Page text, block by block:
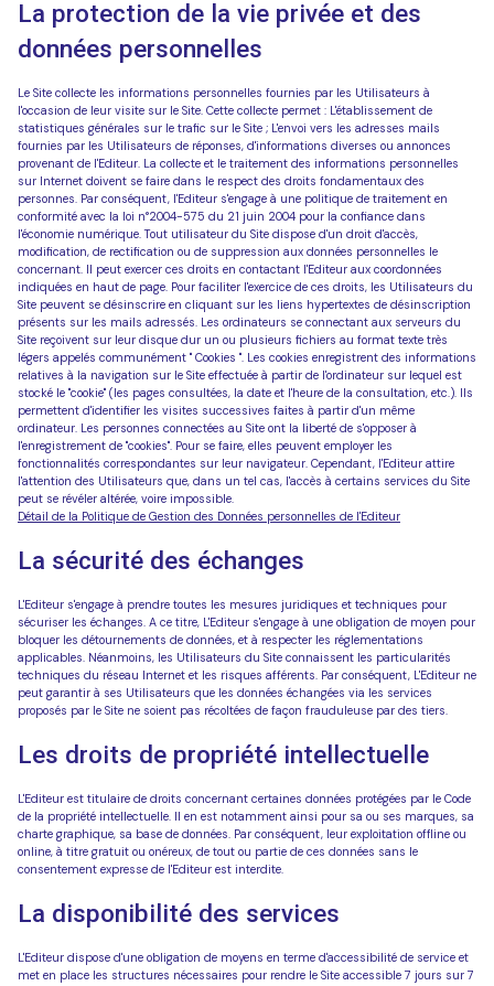
La protection de la vie privée et des
données personnelles
Le Site collecte les informations personnelles fournies par les Utilisateurs à
l'occasion de leur visite sur le Site. Cette collecte permet : L'établissement de
statistiques générales sur le trafic sur le Site ; L'envoi vers les adresses mails
fournies par les Utilisateurs de réponses, d'informations diverses ou annonces
provenant de l'Editeur. La collecte et le traitement des informations personnelles
sur Internet doivent se faire dans le respect des droits fondamentaux des
personnes. Par conséquent, l'Editeur s'engage à une politique de traitement en
conformité avec la loi n°2004-575 du 21 juin 2004 pour la confiance dans
l'économie numérique. Tout utilisateur du Site dispose d'un droit d'accès,
modification, de rectification ou de suppression aux données personnelles le
concernant. Il peut exercer ces droits en contactant l'Editeur aux coordonnées
indiquées en haut de page. Pour faciliter l'exercice de ces droits, les Utilisateurs du
Site peuvent se désinscrire en cliquant sur les liens hypertextes de désinscription
présents sur les mails adressés. Les ordinateurs se connectant aux serveurs du
Site reçoivent sur leur disque dur un ou plusieurs fichiers au format texte très
légers appelés communément " Cookies ". Les cookies enregistrent des informations
relatives à la navigation sur le Site effectuée à partir de l'ordinateur sur lequel est
stocké le "cookie" (les pages consultées, la date et l'heure de la consultation, etc.). Ils
permettent d'identifier les visites successives faites à partir d'un même
ordinateur. Les personnes connectées au Site ont la liberté de s'opposer à
l'enregistrement de "cookies". Pour se faire, elles peuvent employer les
fonctionnalités correspondantes sur leur navigateur. Cependant, l'Editeur attire
l'attention des Utilisateurs que, dans un tel cas, l'accès à certains services du Site
peut se révéler altérée, voire impossible.
Détail de la Politique de Gestion des Données personnelles de l'Editeur
La sécurité des échanges
L'Editeur s'engage à prendre toutes les mesures juridiques et techniques pour
sécuriser les échanges. A ce titre, L'Editeur s'engage à une obligation de moyen pour
bloquer les détournements de données, et à respecter les réglementations
applicables. Néanmoins, les Utilisateurs du Site connaissent les particularités
techniques du réseau Internet et les risques afférents. Par conséquent, L'Editeur ne
peut garantir à ses Utilisateurs que les données échangées via les services
proposés par le Site ne soient pas récoltées de façon frauduleuse par des tiers.
Les droits de propriété intellectuelle
L'Editeur est titulaire de droits concernant certaines données protégées par le Code
de la propriété intellectuelle. Il en est notamment ainsi pour sa ou ses marques, sa
charte graphique, sa base de données. Par conséquent, leur exploitation offline ou
online, à titre gratuit ou onéreux, de tout ou partie de ces données sans le
consentement expresse de l'Editeur est interdite.
La disponibilité des services
L'Editeur dispose d'une obligation de moyens en terme d'accessibilité de service et
met en place les structures nécessaires pour rendre le Site accessible 7 jours sur 7